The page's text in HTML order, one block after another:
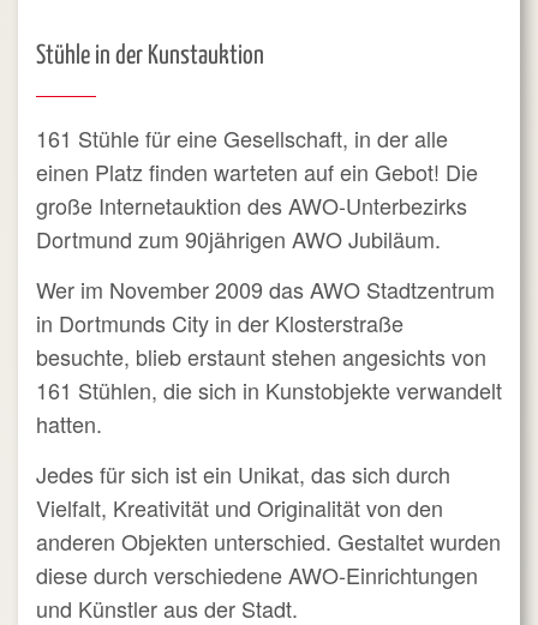
Stühle in der Kunstauktion
161 Stühle für eine Gesellschaft, in der alle
einen Platz finden warteten auf ein Gebot! Die
große Internetauktion des AWO-Unterbezirks
Dortmund zum 90jährigen AWO Jubiläum.
Wer im November 2009 das AWO Stadtzentrum
in Dortmunds City in der Klosterstraße
besuchte, blieb erstaunt stehen angesichts von
161 Stühlen, die sich in Kunstobjekte verwandelt
hatten.
Jedes für sich ist ein Unikat, das sich durch
Vielfalt, Kreativität und Originalität von den
anderen Objekten unterschied. Gestaltet wurden
diese durch verschiedene AWO-Einrichtungen
und Künstler aus der Stadt.